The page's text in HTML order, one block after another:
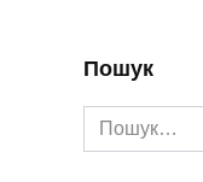
Пошук
Search
for: